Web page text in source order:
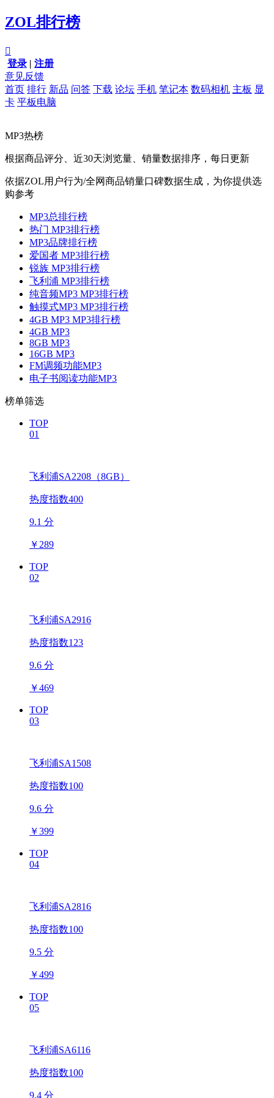
ZOL排行榜

登录 | 注册
意见反馈
首页 排行 新品 问答 下载 论坛 手机 笔记本 数码相机 主板 显
卡 平板电脑
MP3热榜
根据商品评分、近30天浏览量、销量数据排序，每日更新
依据ZOL用户行为/全网商品销量口碑数据生成，为你提供选
购参考
MP3总排行榜
热门 MP3排行榜
MP3品牌排行榜
爱国者 MP3排行榜
锐族 MP3排行榜
飞利浦 MP3排行榜
纯音频MP3 MP3排行榜
触摸式MP3 MP3排行榜
4GB MP3 MP3排行榜
4GB MP3
8GB MP3
16GB MP3
FM调频功能MP3
电子书阅读功能MP3
榜单筛选
TOP
01
飞利浦SA2208（8GB）
热度指数400
9.1 分
￥ 289
TOP
02
飞利浦SA2916
热度指数123
9.6 分
￥469
TOP
03
飞利浦SA1508
热度指数100
9.6 分
￥399
TOP
04
飞利浦SA2816
热度指数100
9.5 分
￥499
TOP
05
飞利浦SA6116
热度指数100
9.4 分